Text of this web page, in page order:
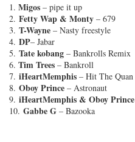
1. Migos – pipe it up
2. Fetty Wap & Monty – 679
3. T-Wayne – Nasty freestyle
4. DP– Jabar
5. Tate kobang – Bankrolls Remix
6. Tim Trees – Bankroll
7. iHeartMemphis – Hit The Quan
8. Oboy Prince – Astronaut
9. iHeartMemphis & Oboy Prince
10. Gabbe G – Bazooka